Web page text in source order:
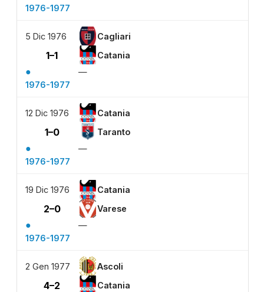
1976-1977
5 Dic 1976 Cagliari
1–1 Catania
●
—
1976-1977
12 Dic 1976 Catania
1–0 Taranto
●
—
1976-1977
19 Dic 1976 Catania
2–0 Varese
●
—
1976-1977
2 Gen 1977 Ascoli
4–2 Catania